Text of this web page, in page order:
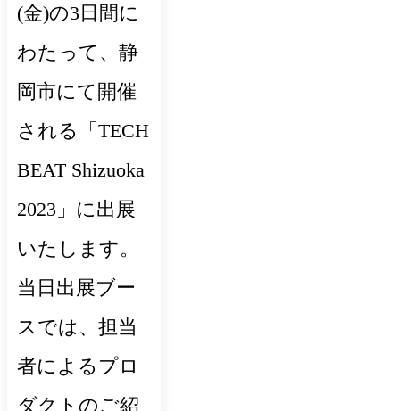
(金)の3日間に
わたって、静
岡市にて開催
される「TECH
BEAT Shizuoka
2023」に出展
いたします。
当日出展ブー
スでは、担当
者によるプロ
ダクトのご紹